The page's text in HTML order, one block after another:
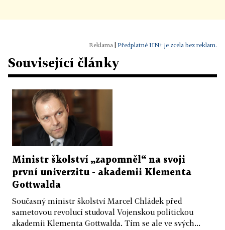
Předplatné HN+ je zcela bez reklam.
Související články
Ministr školství „zapomněl“ na svoji
první univerzitu - akademii Klementa
Gottwalda
Současný ministr školství Marcel Chládek před
sametovou revolucí studoval Vojenskou politickou
akademii Klementa Gottwalda. Tím se ale ve svých...